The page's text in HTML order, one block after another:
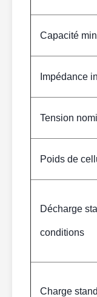
Capacité
Impédance
Tension
Poids de
Décharge
conditions
Charge